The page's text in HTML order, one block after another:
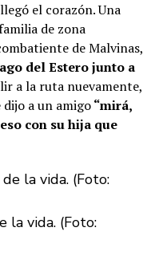
el corazón. Una
de zona
de Malvinas,
del Estero junto a
a la ruta nuevamente,
a un amigo“mirá,
con su hija que
la vida. (Foto: